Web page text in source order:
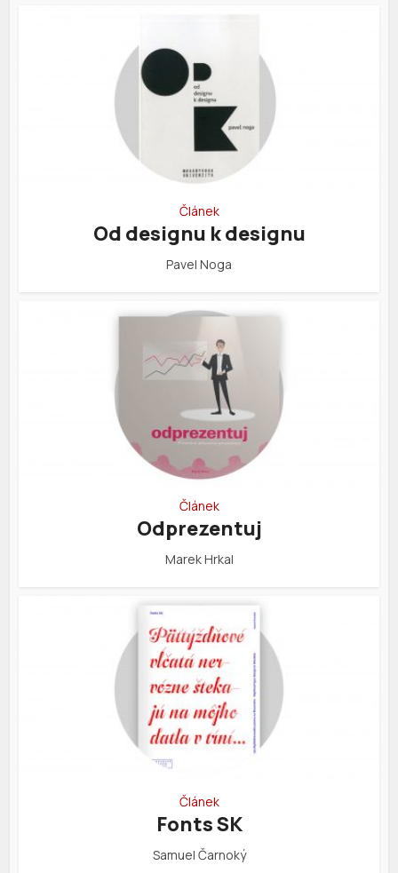
Článek
Od designu k designu
Pavel Noga
Článek
Odprezentuj
Marek Hrkal
Článek
Fonts SK
Samuel Čarnoký